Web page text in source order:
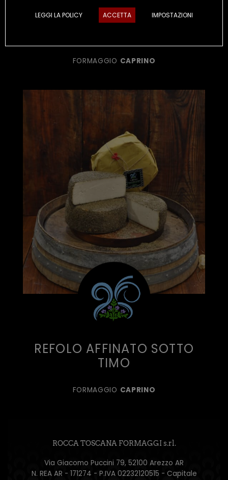
REFOLO AFFINATO SOTTO
FORMAGGIO CAPRINO
REFOLO AFFINATO SOTTO
TIMO
FORMAGGIO CAPRINO
ROCCA TOSCANA FORMAGGI s.rl.
Via Giacomo Puccini 79, 52100 Arezzo AR
N. REA AR - 171274 - P.IVA 02232120515 - Capitale
LEGGI LA POLICY ACCETTA IMPOSTAZIONI